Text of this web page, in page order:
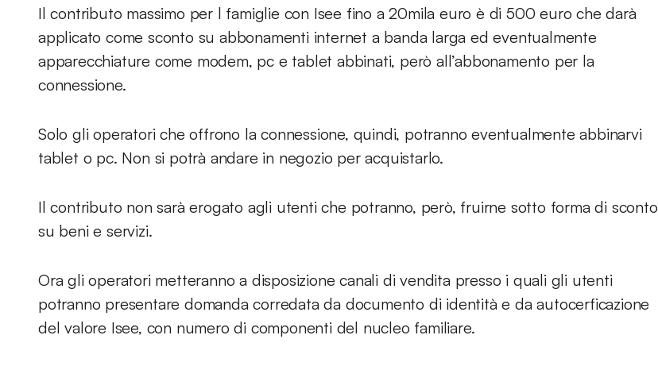
Il contributo massimo per l famiglie con Isee fino a 20mila euro è di 500 euro che darà
applicato come sconto su abbonamenti internet a banda larga ed eventualmente
apparecchiature come modem, pc e tablet abbinati, però all’abbonamento per la
connessione.
Solo gli operatori che offrono la connessione, quindi, potranno eventualmente abbinarvi
tablet o pc. Non si potrà andare in negozio per acquistarlo.
Il contributo non sarà erogato agli utenti che potranno, però, fruirne sotto forma di sconto
su beni e servizi.
Ora gli operatori metteranno a disposizione canali di vendita presso i quali gli utenti
potranno presentare domanda corredata da documento di identità e da autocerficazione
del valore Isee, con numero di componenti del nucleo familiare.